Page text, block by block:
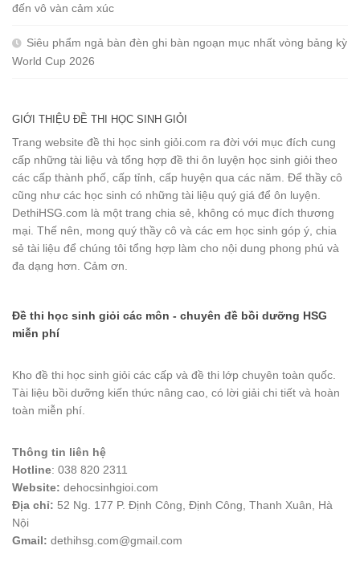
đến vô vàn cảm xúc
Siêu phẩm ngả bàn đèn ghi bàn ngoạn mục nhất vòng bảng kỳ
World Cup 2026
GIỚI THIỆU ĐỀ THI HỌC SINH GIỎI
Trang website đề thi học sinh giỏi.com ra đời với mục đích cung
cấp những tài liệu và tổng hợp đề thi ôn luyện học sinh giỏi theo
các cấp thành phố, cấp tỉnh, cấp huyện qua các năm. Để thầy cô
cũng như các học sinh có những tài liệu quý giá để ôn luyện.
DethiHSG.com là một trang chia sẻ, không có mục đích thương
mại. Thế nên, mong quý thầy cô và các em học sinh góp ý, chia
sẻ tài liệu để chúng tôi tổng hợp làm cho nội dung phong phú và
đa dạng hơn. Cảm ơn.
Đề thi học sinh giỏi các môn - chuyên đề bồi dưỡng HSG
miễn phí
Kho đề thi học sinh giỏi các cấp và đề thi lớp chuyên toàn quốc.
Tài liệu bồi dưỡng kiến thức nâng cao, có lời giải chi tiết và hoàn
toàn miễn phí.
Thông tin liên hệ
Hotline: 038 820 2311
Website: dehocsinhgioi.com
Địa chỉ: 52 Ng. 177 P. Định Công, Định Công, Thanh Xuân, Hà
Nội
Gmail: dethihsg.com@gmail.com